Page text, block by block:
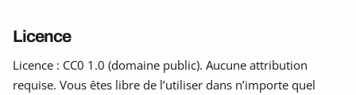
Licence
Licence : CC0 1.0 (domaine public). Aucune attribution
requise. Vous êtes libre de l’utiliser dans n’importe quel